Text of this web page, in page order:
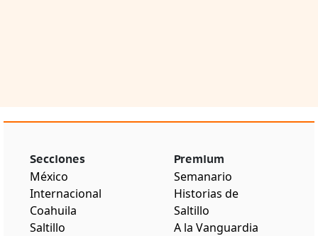
Secciones
México
Internacional
Coahuila
Saltillo
Premium
Semanario
Historias de
Saltillo
A la Vanguardia